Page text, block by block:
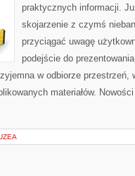
praktycznych informacji.
skojarzenie z czymś
przyciągać uwagę
podejście do
w odbiorze przestrzeń,
materiałów.